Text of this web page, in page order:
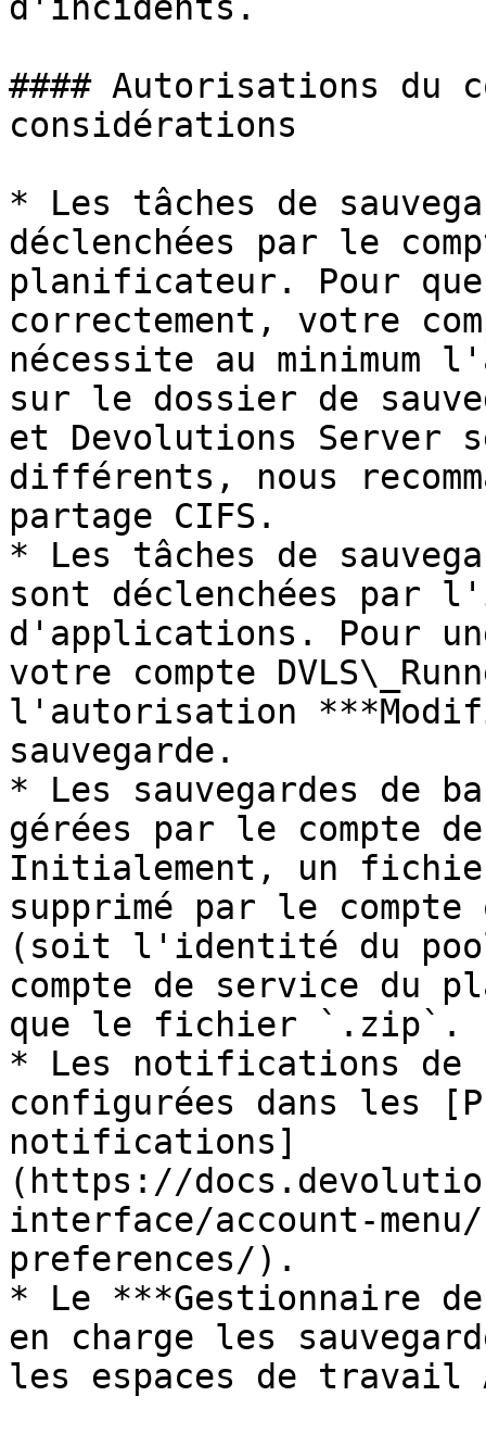
#### Autorisations du
considérations
* Les tâches de
déclenchées par le
planificateur. Pour
correctement, votre
nécessite au
sur le dossier de
et Devolutions Server
différents, nous
partage CIFS.
* Les tâches de
sont déclenchées par
d'applications. Pour
votre compte
l'autorisation
sauvegarde.
* Les sauvegardes de
gérées par le compte
Initialement, un
supprimé par le
(soit l'identité du
compte de service du
que le fichier `.zip`.
* Les notifications de
configurées dans les
notifications]
(https://
interface/account-
preferences/).
* Le ***Gestionnaire
en charge les
les espaces de travail